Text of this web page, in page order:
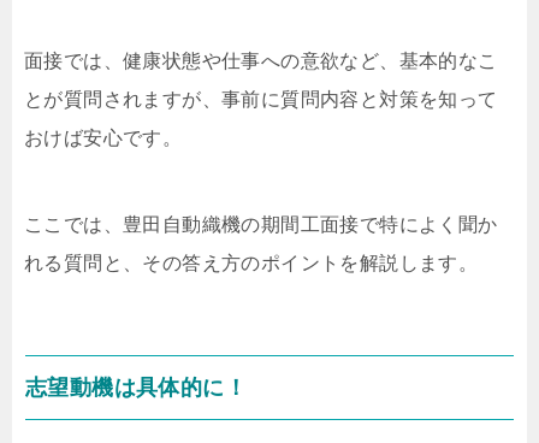
面接では、健康状態や仕事への意欲など、基本的なこ
とが質問されますが、事前に質問内容と対策を知って
おけば安心です。
ここでは、豊田自動織機の期間工面接で特によく聞か
れる質問と、その答え方のポイントを解説します。
志望動機は具体的に！